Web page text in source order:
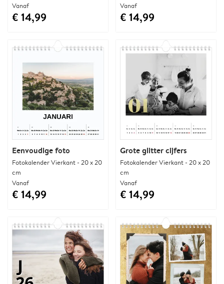
Vanaf
€ 14,99
Vanaf
€ 14,99
Eenvoudige foto
Fotokalender Vierkant - 20 x 20
cm
Vanaf
€ 14,99
Grote glitter cijfers
Fotokalender Vierkant - 20 x 20
cm
Vanaf
€ 14,99